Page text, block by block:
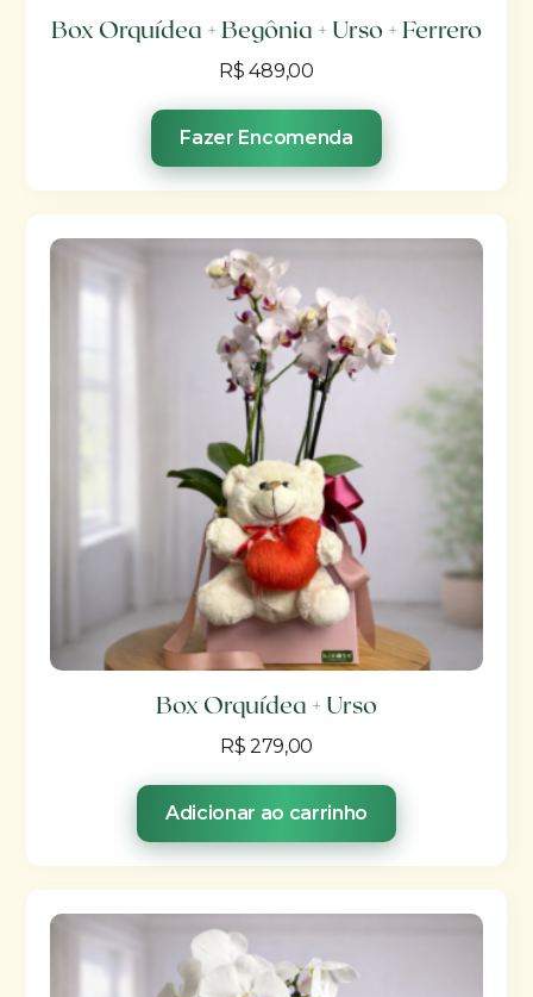
Box Orquídea + Begônia + Urso + Ferrero
R$ 489,00
Fazer Encomenda
Box Orquídea + Urso
R$ 279,00
Adicionar ao carrinho